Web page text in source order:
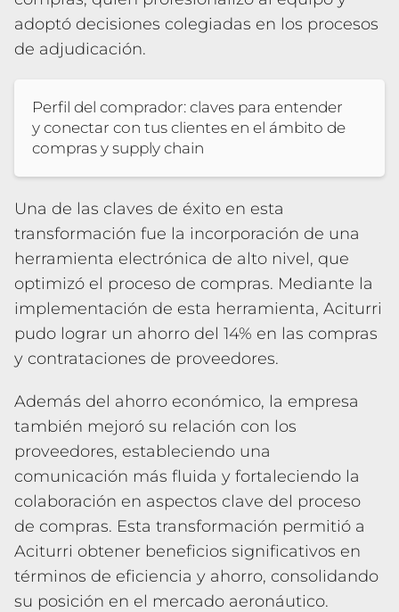
adoptó decisiones colegiadas en los procesos
de adjudicación.
Perfil del comprador: claves para entender
y conectar con tus clientes en el ámbito de
compras y supply chain
Una de las claves de éxito en esta
transformación fue la incorporación de una
herramienta electrónica de alto nivel, que
optimizó el proceso de compras. Mediante la
implementación de esta herramienta, Aciturri
pudo lograr un ahorro del 14% en las compras
y contrataciones de proveedores.
Además del ahorro económico, la empresa
también mejoró su relación con los
proveedores, estableciendo una
comunicación más fluida y fortaleciendo la
colaboración en aspectos clave del proceso
de compras. Esta transformación permitió a
Aciturri obtener beneficios significativos en
términos de eficiencia y ahorro, consolidando
su posición en el mercado aeronáutico.